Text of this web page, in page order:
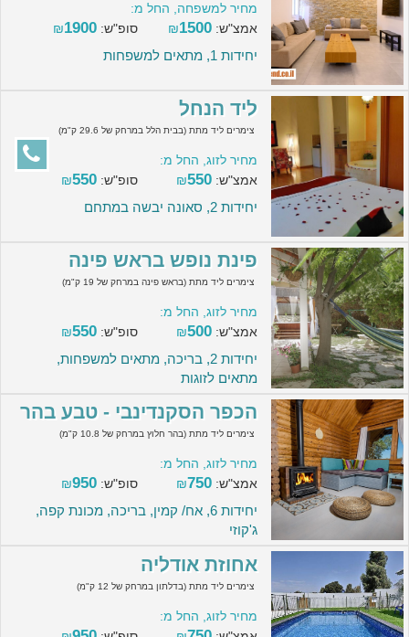
מחיר למשפחה, החל מ:
אמצ"ש:
₪1500 סופ"ש: ₪1900
יחידות 1, מתאים למשפחות
ליד הנחל
צימרים ליד מתת (בבית הלל במרחק של 29.6 ק"מ)
מחיר לזוג, החל מ:
אמצ"ש:
₪550 סופ"ש: ₪550
יחידות 2, סאונה יבשה במתחם
פינת נופש בראש פינה
צימרים ליד מתת (בראש פינה במרחק של 19 ק"מ)
מחיר לזוג, החל מ:
אמצ"ש:
₪500 סופ"ש: ₪550
יחידות 2, בריכה, מתאים למשפחות,
מתאים לזוגות
הכפר הסקנדינבי - טבע בהר
צימרים ליד מתת (בהר חלוץ במרחק של 10.8 ק"מ)
מחיר לזוג, החל מ:
אמצ"ש:
₪750 סופ"ש: ₪950
יחידות 6, אח/ קמין, בריכה, מכונת קפה,
ג'קוזי
אחוזת אודליה
צימרים ליד מתת (בדלתון במרחק של 12 ק"מ)
מחיר לזוג, החל מ: